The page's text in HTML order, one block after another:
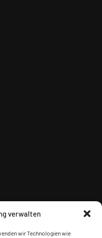
verwalten
wir Technologien wie